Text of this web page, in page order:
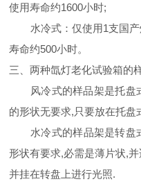
使用寿命约1600小时;
水冷式：仅使用1支国产
寿命约500小时。
三、两种氙灯老化试验箱的
风冷式的样品架是托盘
的形状无要求,只要放在托盘
水冷式的样品架是转盘
形状有要求,必需是薄片状,
并挂在转盘上进行光照.